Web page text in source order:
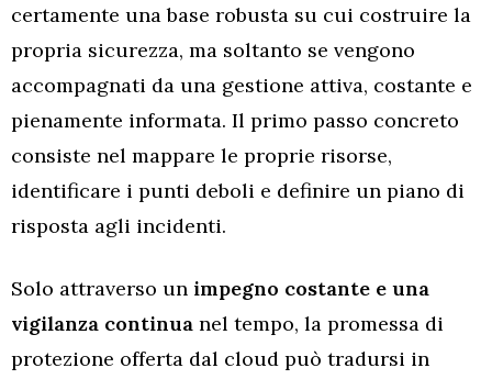
certamente una base robusta su cui costruire la
propria sicurezza, ma soltanto se vengono
accompagnati da una gestione attiva, costante e
pienamente informata. Il primo passo concreto
consiste nel mappare le proprie risorse,
identificare i punti deboli e definire un piano di
risposta agli incidenti.
Solo attraverso un impegno costante e una
vigilanza continua nel tempo, la promessa di
protezione offerta dal cloud può tradursi in